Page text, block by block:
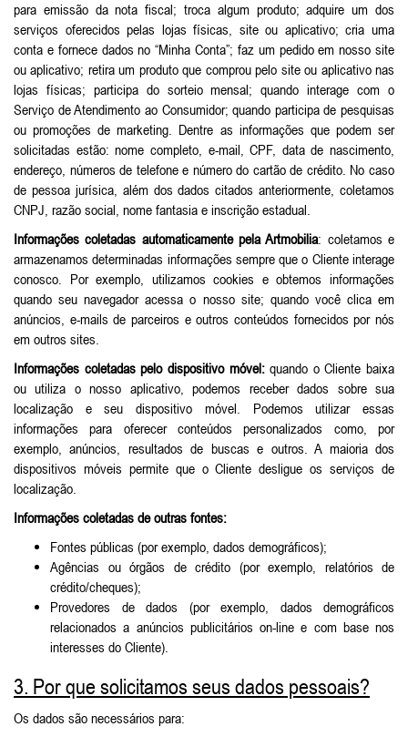
para emissão da nota fiscal; troca algum produto; adquire um dos
serviços oferecidos pelas lojas físicas, site ou aplicativo; cria uma
conta e fornece dados no “Minha Conta”; faz um pedido em nosso site
ou aplicativo; retira um produto que comprou pelo site ou aplicativo nas
lojas físicas; participa do sorteio mensal; quando interage com o
Serviço de Atendimento ao Consumidor; quando participa de pesquisas
ou promoções de marketing. Dentre as informações que podem ser
solicitadas estão: nome completo, e-mail, CPF, data de nascimento,
endereço, números de telefone e número do cartão de crédito. No caso
de pessoa jurísica, além dos dados citados anteriormente, coletamos
CNPJ, razão social, nome fantasia e inscrição estadual.
Informações coletadas automaticamente pela Artmobilia: coletamos e
armazenamos determinadas informações sempre que o Cliente interage
conosco. Por exemplo, utilizamos cookies e obtemos informações
quando seu navegador acessa o nosso site; quando você clica em
anúncios, e-mails de parceiros e outros conteúdos fornecidos por nós
em outros sites.
Informações coletadas pelo dispositivo móvel:quando o Cliente baixa
ou utiliza o nosso aplicativo, podemos receber dados sobre sua
localização e seu dispositivo móvel. Podemos utilizar essas
informações para oferecer conteúdos personalizados como, por
exemplo, anúncios, resultados de buscas e outros. A maioria dos
dispositivos móveis permite que o Cliente desligue os serviços de
localização.
Informações coletadas de outras fontes:
Fontes públicas (por exemplo, dados demográficos);
Agências ou órgãos de crédito (por exemplo, relatórios de
crédito/cheques);
Provedores de dados (por exemplo, dados demográficos
relacionados a anúncios publicitários on-line e com base nos
interesses do Cliente).
3. Por que solicitamos seus dados pessoais?
Os dados são necessários para: